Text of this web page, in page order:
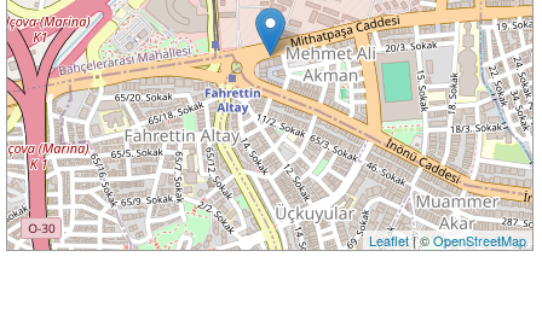
Leaflet| ©OpenStreetMap